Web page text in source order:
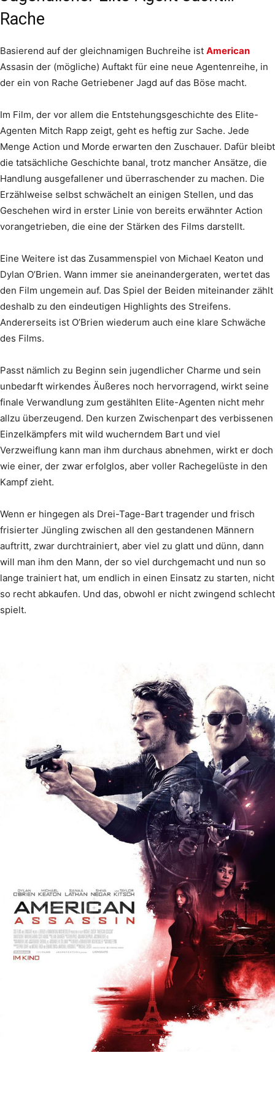
Rache
Basierend auf der gleichnamigen Buchreihe ist American
Assasin der (mögliche) Auftakt für eine neue Agentenreihe, in
der ein von Rache Getriebener Jagd auf das Böse macht.
Im Film, der vor allem die Entstehungsgeschichte des Elite-
Agenten Mitch Rapp zeigt, geht es heftig zur Sache. Jede
Menge Action und Morde erwarten den Zuschauer. Dafür bleibt
die tatsächliche Geschichte banal, trotz mancher Ansätze, die
Handlung ausgefallener und überraschender zu machen. Die
Erzählweise selbst schwächelt an einigen Stellen, und das
Geschehen wird in erster Linie von bereits erwähnter Action
vorangetrieben, die eine der Stärken des Films darstellt.
Eine Weitere ist das Zusammenspiel von Michael Keaton und
Dylan O’Brien. Wann immer sie aneinandergeraten, wertet das
den Film ungemein auf. Das Spiel der Beiden miteinander zählt
deshalb zu den eindeutigen Highlights des Streifens.
Andererseits ist O’Brien wiederum auch eine klare Schwäche
des Films.
Passt nämlich zu Beginn sein jugendlicher Charme und sein
unbedarft wirkendes Äußeres noch hervorragend, wirkt seine
finale Verwandlung zum gestählten Elite-Agenten nicht mehr
allzu überzeugend. Den kurzen Zwischenpart des verbissenen
Einzelkämpfers mit wild wucherndem Bart und viel
Verzweiflung kann man ihm durchaus abnehmen, wirkt er doch
wie einer, der zwar erfolglos, aber voller Rachegelüste in den
Kampf zieht.
Wenn er hingegen als Drei-Tage-Bart tragender und frisch
frisierter Jüngling zwischen all den gestandenen Männern
auftritt, zwar durchtrainiert, aber viel zu glatt und dünn, dann
will man ihm den Mann, der so viel durchgemacht und nun so
lange trainiert hat, um endlich in einen Einsatz zu starten, nicht
so recht abkaufen. Und das, obwohl er nicht zwingend schlecht
spielt.